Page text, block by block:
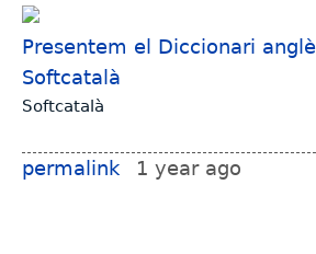
Presentem el Diccionari
Softcatalà
Softcatalà
permalink 1 year ago